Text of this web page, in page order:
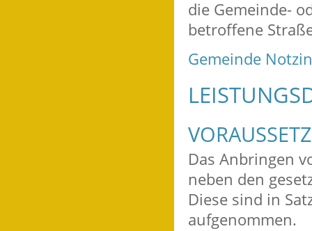
die Gemeinde-
betroffene
Gemeinde
Das Anbringen
neben den
Diese sind in
aufgenommen.